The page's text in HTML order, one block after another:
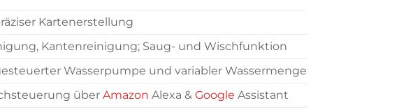
Kartenerstellung
Kantenreinigung; Saug- und Wischfunktion
Wasserpumpe und variabler Wassermenge
über Amazon Alexa & Google Assistant